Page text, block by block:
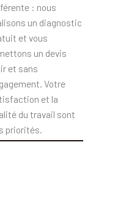
: nous
un diagnostic
et vous
un devis
et sans
Votre
et la
du travail sont
priorités.